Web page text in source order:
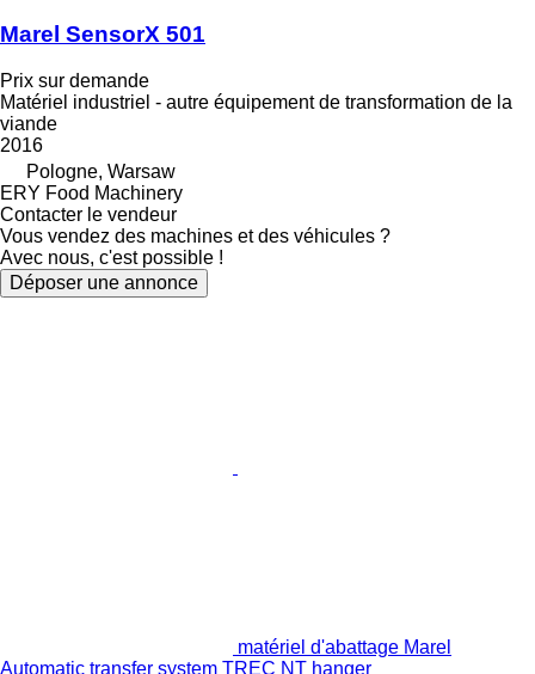
Marel SensorX 501
Prix sur demande
Matériel industriel - autre équipement de transformation de la
viande
2016
Pologne, Warsaw
ERY Food Machinery
Contacter le vendeur
Vous vendez des machines et des véhicules ?
Avec nous, c'est possible !
Déposer une annonce
matériel d'abattage Marel
Automatic transfer system TREC NT hanger